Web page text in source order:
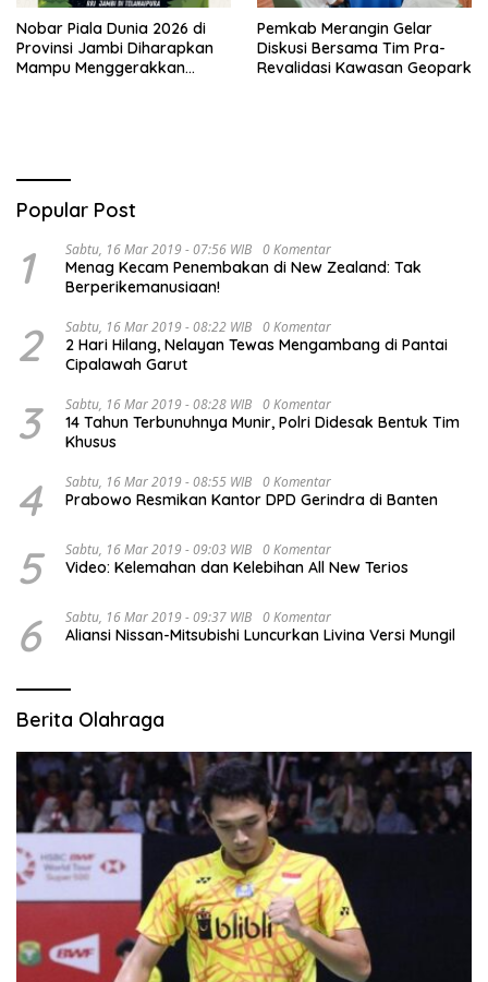
Nobar Piala Dunia 2026 di
Provinsi Jambi Diharapkan
Mampu Menggerakkan
Pemkab Merangin Gelar
Diskusi Bersama Tim Pra-
Revalidasi Kawasan Geopark
Popular Post
1 Sabtu, 16 Mar 2019 - 07:56 WIB 0 Komentar
Menag Kecam Penembakan di New Zealand: Tak
Berperikemanusiaan!
2 Sabtu, 16 Mar 2019 - 08:22 WIB 0 Komentar
2 Hari Hilang, Nelayan Tewas Mengambang di Pantai
Cipalawah Garut
3 Sabtu, 16 Mar 2019 - 08:28 WIB 0 Komentar
14 Tahun Terbunuhnya Munir, Polri Didesak Bentuk Tim
Khusus
4 Sabtu, 16 Mar 2019 - 08:55 WIB 0 Komentar
Prabowo Resmikan Kantor DPD Gerindra di Banten
5 Sabtu, 16 Mar 2019 - 09:03 WIB 0 Komentar
Video: Kelemahan dan Kelebihan All New Terios
6 Sabtu, 16 Mar 2019 - 09:37 WIB 0 Komentar
Aliansi Nissan-Mitsubishi Luncurkan Livina Versi Mungil
Berita Olahraga